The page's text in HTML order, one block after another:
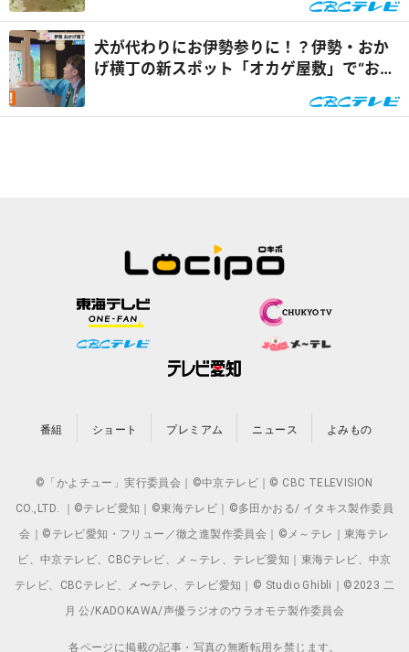
犬が代わりにお伊勢参りに！？伊勢・おか
げ横丁の新スポット「オカゲ屋敷」で“おか
番組 ショート プレミアム ニュース よみもの
©「かよチュー」実行委員会｜©中京テレビ｜© CBC TELEVISION
CO.,LTD. ｜©テレビ愛知｜©東海テレビ｜©多田かおる/ イタキス製作委員
会｜©テレビ愛知・フリュー／徹之進製作委員会｜©メ～テレ｜東海テレ
ビ、中京テレビ、CBCテレビ、メ～テレ、テレビ愛知｜東海テレビ、中京
テレビ、CBCテレビ、メ〜テレ、テレビ愛知｜© Studio Ghibli｜©2023 二
月 公/KADOKAWA/声優ラジオのウラオモテ製作委員会
各ページに掲載の記事・写真の無断転用を禁じます。